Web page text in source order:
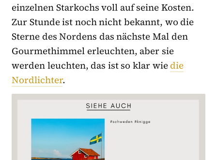
einzelnen Starkochs voll auf seine Kosten.
Zur Stunde ist noch nicht bekannt, wo die
Sterne des Nordens das nächste Mal den
Gourmethimmel erleuchten, aber sie
werden leuchten, das ist so klar wiedie
Nordlichter.